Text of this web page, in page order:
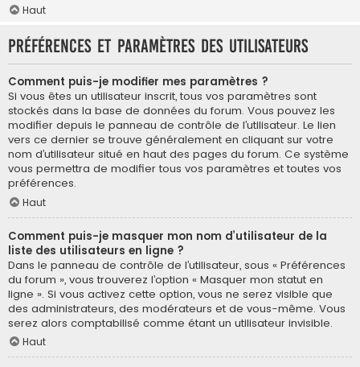
Haut
Préférences et paramètres des utilisateurs
Comment puis-je modifier mes paramètres ?
Si vous êtes un utilisateur inscrit, tous vos paramètres sont
stockés dans la base de données du forum. Vous pouvez les
modifier depuis le panneau de contrôle de l’utilisateur. Le lien
vers ce dernier se trouve généralement en cliquant sur votre
nom d’utilisateur situé en haut des pages du forum. Ce système
vous permettra de modifier tous vos paramètres et toutes vos
préférences.
Haut
Comment puis-je masquer mon nom d’utilisateur de la
liste des utilisateurs en ligne ?
Dans le panneau de contrôle de l’utilisateur, sous « Préférences
du forum », vous trouverez l’option « Masquer mon statut en
ligne ». Si vous activez cette option, vous ne serez visible que
des administrateurs, des modérateurs et de vous-même. Vous
serez alors comptabilisé comme étant un utilisateur invisible.
Haut